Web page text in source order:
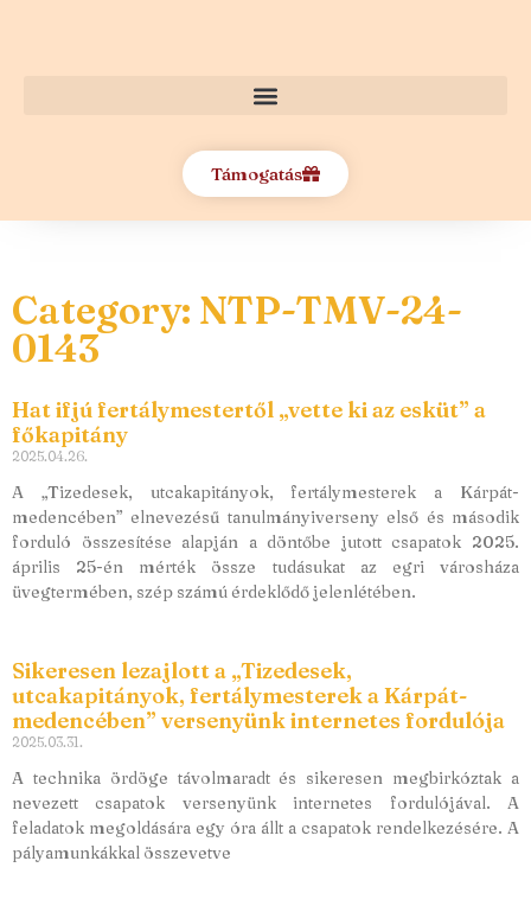
Támogatás
Category: NTP-TMV-24-
0143
Hat ifjú fertálymestertől „vette ki az esküt” a
főkapitány
2025.04.26.
A „Tizedesek, utcakapitányok, fertálymesterek a Kárpát-
medencében” elnevezésű tanulmányiverseny első és második
forduló összesítése alapján a döntőbe jutott csapatok 2025.
április 25-én mérték össze tudásukat az egri városháza
üvegtermében, szép számú érdeklődő jelenlétében.
Sikeresen lezajlott a „Tizedesek,
utcakapitányok, fertálymesterek a Kárpát-
medencében” versenyünk internetes fordulója
2025.03.31.
A technika ördöge távolmaradt és sikeresen megbirkóztak a
nevezett csapatok versenyünk internetes fordulójával. A
feladatok megoldására egy óra állt a csapatok rendelkezésére. A
pályamunkákkal összevetve